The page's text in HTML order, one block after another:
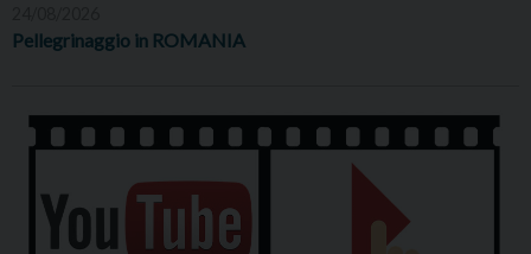
Pellegrinaggio in ROMANIA